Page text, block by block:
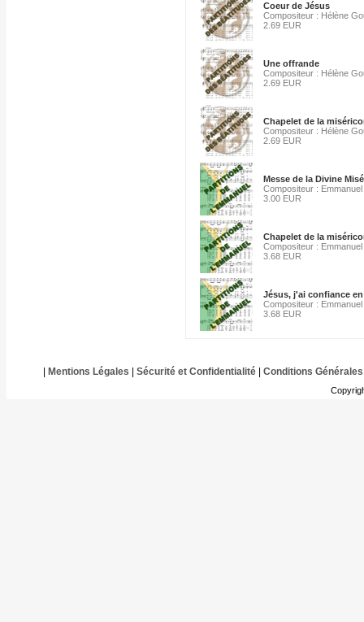
Coeur de Jésus
Compositeur : Hélène
2.69 EUR
Une offrande
Compositeur : Hélène
2.69 EUR
Chapelet de la
Compositeur : Hélène
2.69 EUR
Messe de la Divine
Compositeur :
3.00 EUR
Chapelet de la
Compositeur :
3.68 EUR
Jésus, j'ai confiance
Compositeur :
3.68 EUR
Mentions Légales Sécurité et Confidentialité| Conditions Générales